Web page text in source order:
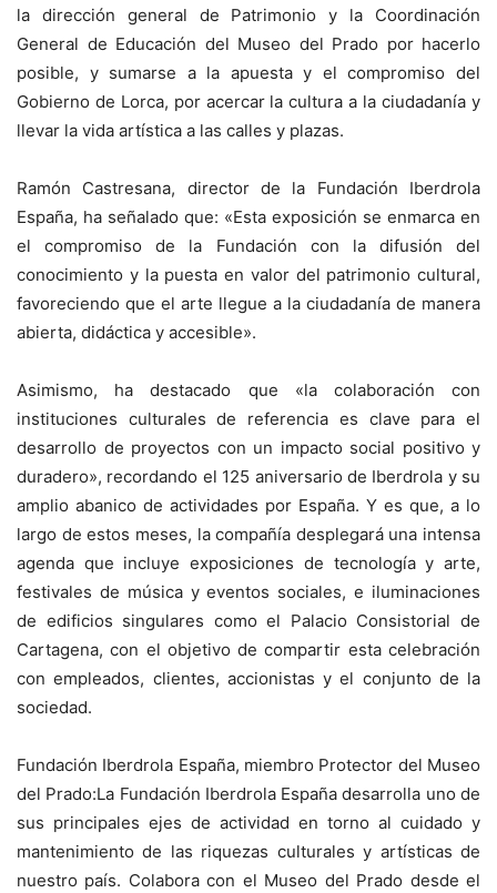
la dirección general de Patrimonio y la Coordinación
General de Educación del Museo del Prado por hacerlo
posible, y sumarse a la apuesta y el compromiso del
Gobierno de Lorca, por acercar la cultura a la ciudadanía y
llevar la vida artística a las calles y plazas.
Ramón Castresana, director de la Fundación Iberdrola
España, ha señalado que: «Esta exposición se enmarca en
el compromiso de la Fundación con la difusión del
conocimiento y la puesta en valor del patrimonio cultural,
favoreciendo que el arte llegue a la ciudadanía de manera
abierta, didáctica y accesible».
Asimismo, ha destacado que «la colaboración con
instituciones culturales de referencia es clave para el
desarrollo de proyectos con un impacto social positivo y
duradero», recordando el 125 aniversario de Iberdrola y su
amplio abanico de actividades por España. Y es que, a lo
largo de estos meses, la compañía desplegará una intensa
agenda que incluye exposiciones de tecnología y arte,
festivales de música y eventos sociales, e iluminaciones
de edificios singulares como el Palacio Consistorial de
Cartagena, con el objetivo de compartir esta celebración
con empleados, clientes, accionistas y el conjunto de la
sociedad.
Fundación Iberdrola España, miembro Protector del Museo
del Prado:La Fundación Iberdrola España desarrolla uno de
sus principales ejes de actividad en torno al cuidado y
mantenimiento de las riquezas culturales y artísticas de
nuestro país. Colabora con el Museo del Prado desde el